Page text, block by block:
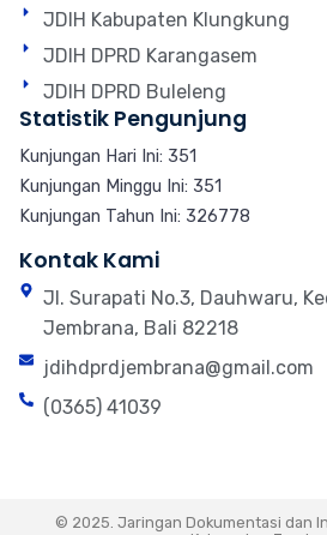
JDIH Kabupaten Klungkung
JDIH DPRD Karangasem
JDIH DPRD Buleleng
Statistik Pengunjung
Kunjungan Hari Ini: 351
Kunjungan Minggu Ini: 351
Kunjungan Tahun Ini: 326778
Kontak Kami
Jl. Surapati No.3, Dauhwaru,
Jembrana, Bali 82218
jdihdprdjembrana@gmail.com
(0365) 41039
© 2025. Jaringan Dokumentasi dan